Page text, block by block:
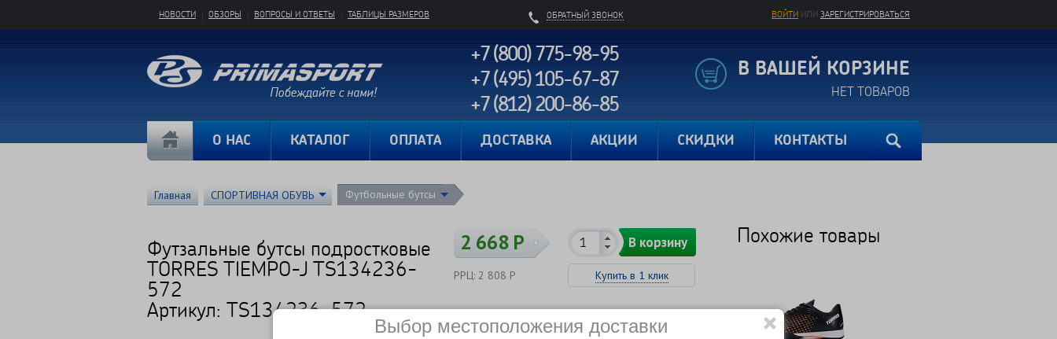
ОБРАТНЫЙ ЗВОНОК ВОЙТИ ИЛИ ЗАРЕГИСТРИРОВАТЬСЯ
НОВОСТИ ОБЗОРЫ ВОПРОСЫ И ОТВЕТЫ ТАБЛИЦЫ РАЗМЕРОВ
+7 (800) 775-98-95
+7 (495) 105-67-87
+7 (812) 200-86-85
В ВАШЕЙ КОРЗИНЕ
НЕТ ТОВАРОВ
О НАС КАТАЛОГ ОПЛАТА ДОСТАВКА АКЦИИ СКИДКИ КОНТАКТЫ
Главная СПОРТИВНАЯ ОБУВЬ Футбольные бутсы
Футзальные бутсы подростковые
TORRES TIEMPO-J TS134236-
572
Артикул: TS134236-572
2 668 Р
РРЦ: 2 808 Р
В корзину
Купить в 1 клик
Похожие товары
Выбор местоположения доставки